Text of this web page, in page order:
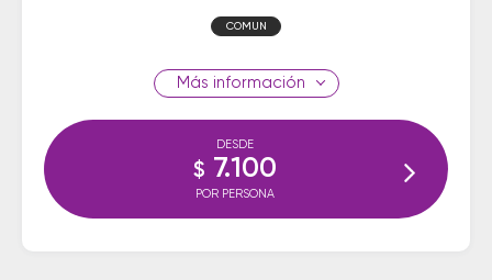
COMUN
información
DESDE
$ 7.100
POR PERSONA